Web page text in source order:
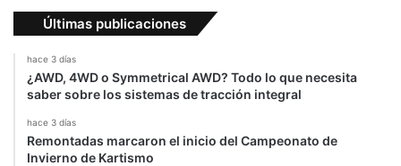
Últimas publicaciones
hace 3 días
¿AWD, 4WD o Symmetrical AWD? Todo lo que necesita
saber sobre los sistemas de tracción integral
hace 3 días
Remontadas marcaron el inicio del Campeonato de
Invierno de Kartismo